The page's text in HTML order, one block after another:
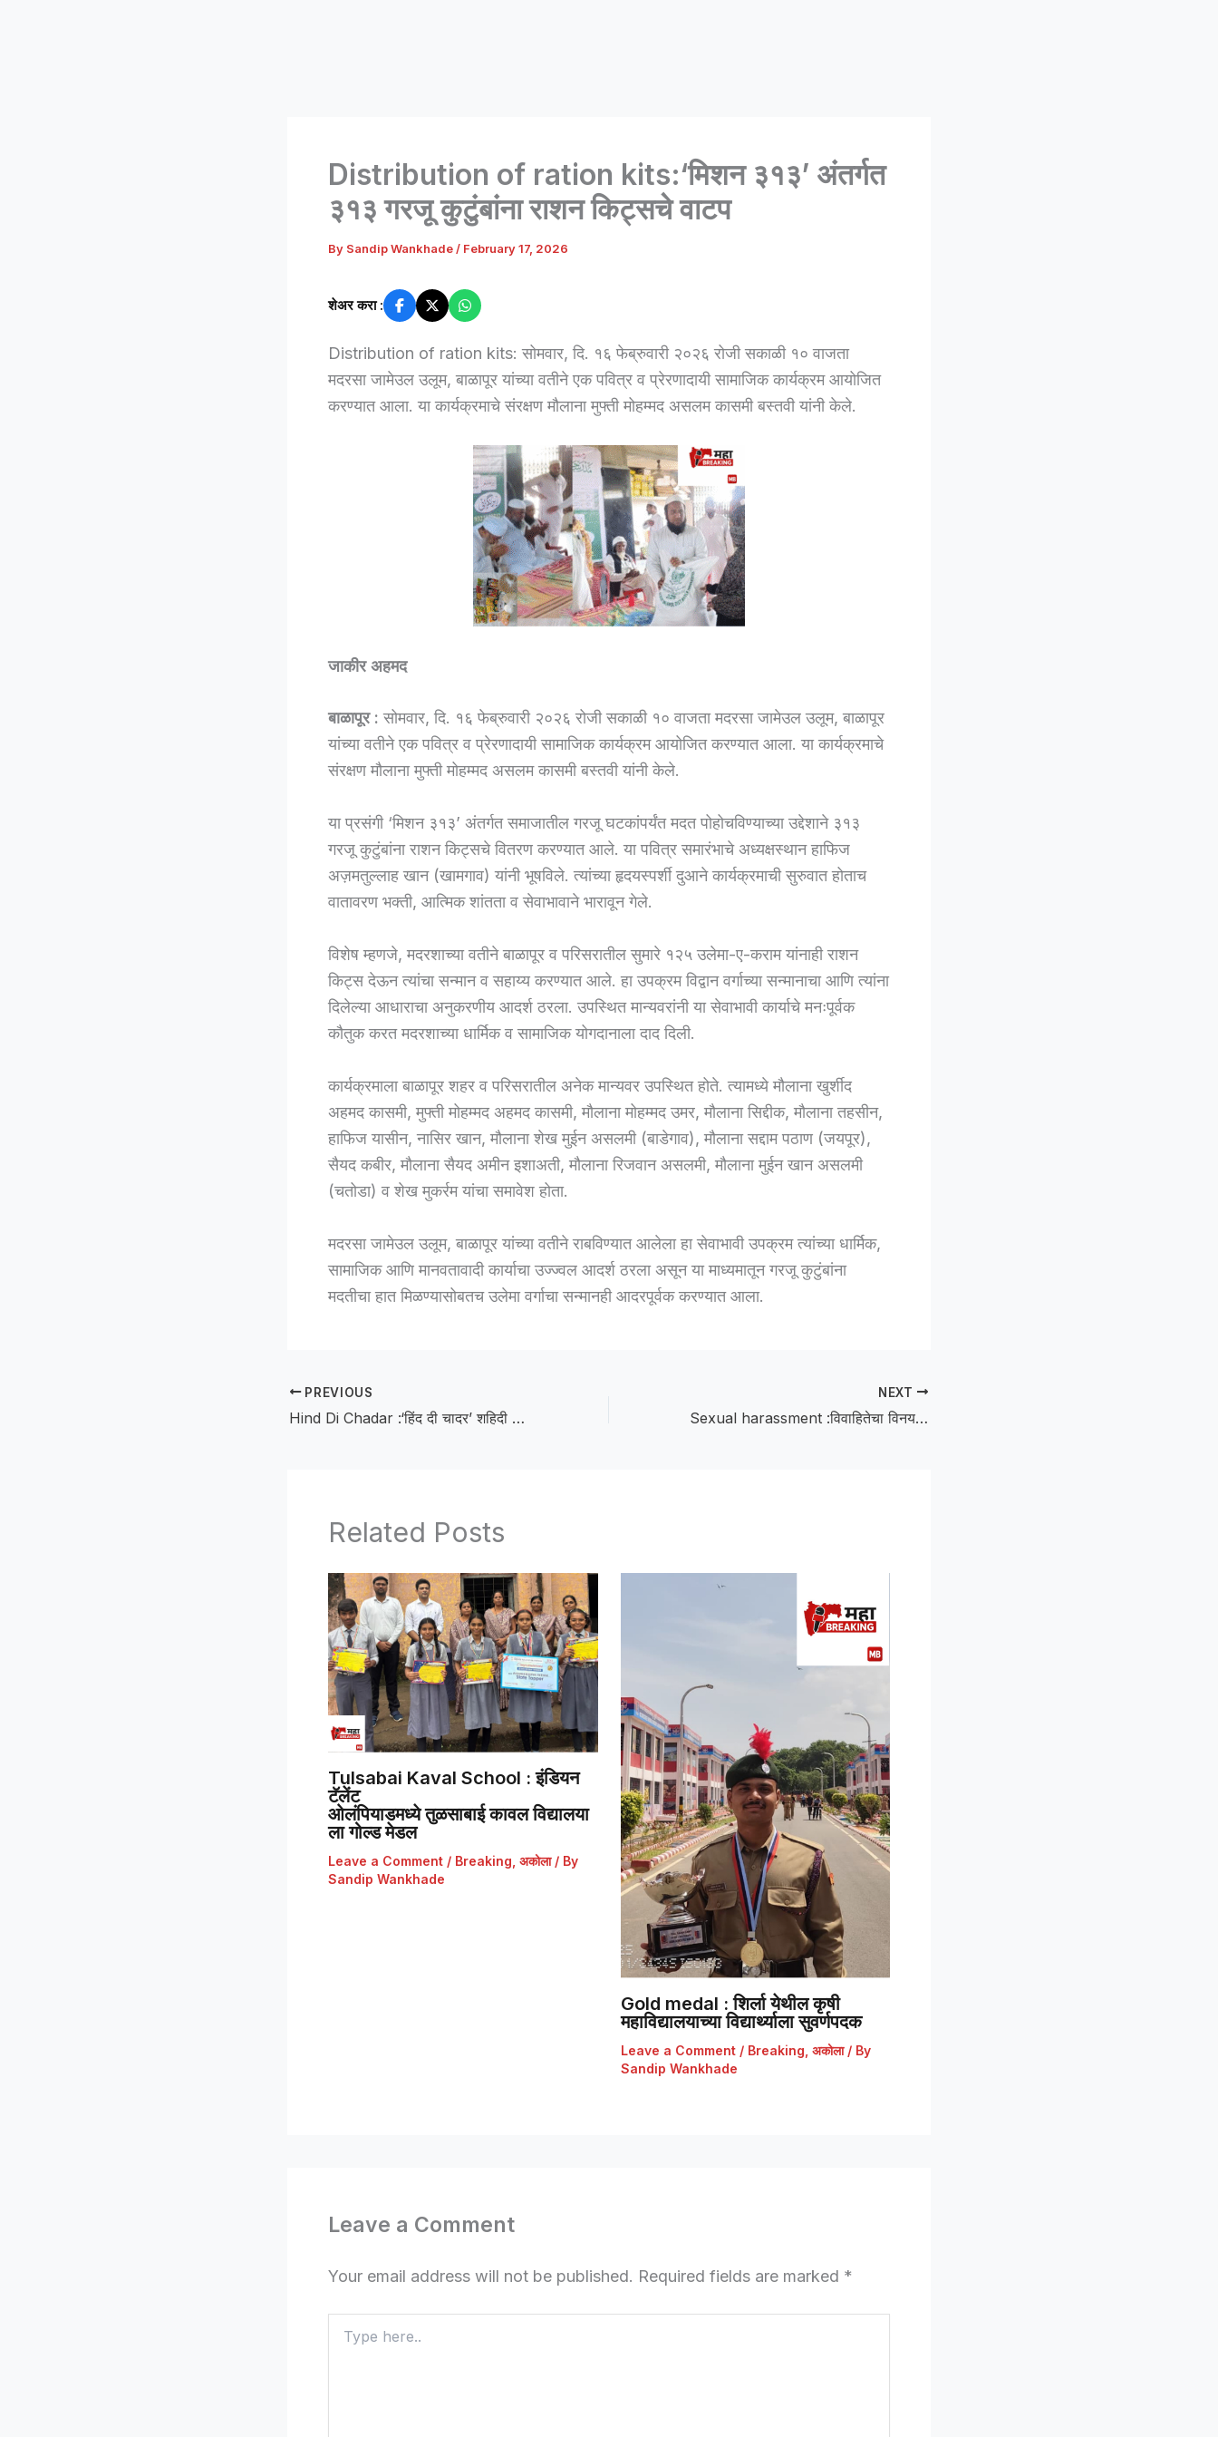
Distribution of ration kits:‘मिशन ३१३’ अंतर्गत
३१३ गरजू कुटुंबांना राशन किट्सचे वाटप
By Sandip Wankhade / February 17, 2026
शेअर करा :
Distribution of ration kits: सोमवार, दि. १६ फेब्रुवारी २०२६ रोजी सकाळी १० वाजता
मदरसा जामेउल उलूम, बाळापूर यांच्या वतीने एक पवित्र व प्रेरणादायी सामाजिक कार्यक्रम आयोजित
करण्यात आला. या कार्यक्रमाचे संरक्षण मौलाना मुफ्ती मोहम्मद असलम कासमी बस्तवी यांनी केले.
जाकीर अहमद
बाळापूर : सोमवार, दि. १६ फेब्रुवारी २०२६ रोजी सकाळी १० वाजता मदरसा जामेउल उलूम, बाळापूर
यांच्या वतीने एक पवित्र व प्रेरणादायी सामाजिक कार्यक्रम आयोजित करण्यात आला. या कार्यक्रमाचे
संरक्षण मौलाना मुफ्ती मोहम्मद असलम कासमी बस्तवी यांनी केले.
या प्रसंगी ‘मिशन ३१३’ अंतर्गत समाजातील गरजू घटकांपर्यंत मदत पोहोचविण्याच्या उद्देशाने ३१३
गरजू कुटुंबांना राशन किट्सचे वितरण करण्यात आले. या पवित्र समारंभाचे अध्यक्षस्थान हाफिज
अज़मतुल्लाह खान (खामगाव) यांनी भूषविले. त्यांच्या हृदयस्पर्शी दुआने कार्यक्रमाची सुरुवात होताच
वातावरण भक्ती, आत्मिक शांतता व सेवाभावाने भारावून गेले.
विशेष म्हणजे, मदरशाच्या वतीने बाळापूर व परिसरातील सुमारे १२५ उलेमा-ए-कराम यांनाही राशन
किट्स देऊन त्यांचा सन्मान व सहाय्य करण्यात आले. हा उपक्रम विद्वान वर्गाच्या सन्मानाचा आणि त्यांना
दिलेल्या आधाराचा अनुकरणीय आदर्श ठरला. उपस्थित मान्यवरांनी या सेवाभावी कार्याचे मनःपूर्वक
कौतुक करत मदरशाच्या धार्मिक व सामाजिक योगदानाला दाद दिली.
कार्यक्रमाला बाळापूर शहर व परिसरातील अनेक मान्यवर उपस्थित होते. त्यामध्ये मौलाना खुर्शीद
अहमद कासमी, मुफ्ती मोहम्मद अहमद कासमी, मौलाना मोहम्मद उमर, मौलाना सिद्दीक, मौलाना तहसीन,
हाफिज यासीन, नासिर खान, मौलाना शेख मुईन असलमी (बाडेगाव), मौलाना सद्दाम पठाण (जयपूर),
सैयद कबीर, मौलाना सैयद अमीन इशाअती, मौलाना रिजवान असलमी, मौलाना मुईन खान असलमी
(चतोडा) व शेख मुकर्रम यांचा समावेश होता.
मदरसा जामेउल उलूम, बाळापूर यांच्या वतीने राबविण्यात आलेला हा सेवाभावी उपक्रम त्यांच्या धार्मिक,
सामाजिक आणि मानवतावादी कार्याचा उज्ज्वल आदर्श ठरला असून या माध्यमातून गरजू कुटुंबांना
मदतीचा हात मिळण्यासोबतच उलेमा वर्गाचा सन्मानही आदरपूर्वक करण्यात आला.
PREVIOUS
Hind Di Chadar :‘हिंद दी चादर’ शहिदी समागमानिमित्त मुंबई उपनगरात दोन दिवसीय व्यसनमुक्ती अभियान
NEXT
Sexual harassment :विवाहितेचा विनयभंग, आरोपीविरुद्ध गुन्हा दाखल ; चान्नी ठाणे हद्दीतील गावातील घटना
Related Posts
Tulsabai Kaval School : इंडियन
टॅलेंट
ओलंपियाडमध्ये तुळसाबाई कावल विद्यालया
ला गोल्ड मेडल
Leave a Comment / Breaking अकोला/ By
Sandip Wankhade
Gold medal : शिर्ला येथील कृषी
महाविद्यालयाच्या विद्यार्थ्याला सुवर्णपदक
Leave a Comment / Breaking अकोला/ By
Sandip Wankhade
Leave a Comment
Your email address will not be published. Required fields are marked *
here..